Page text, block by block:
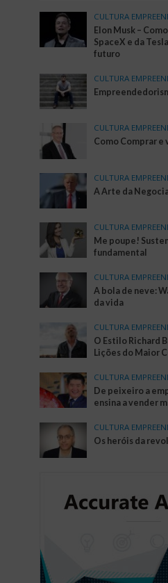
CULTURA
Elon Musk –
SpaceX e da
futuro
CULTURA
CULTURA
Como Comprar e
CULTURA
A Arte da
CULTURA
Me poupe!
fundamental
CULTURA
A bola de neve:
da vida
CULTURA
O Estilo Richard
Lições do Maior
CULTURA
De peixeiro a
ensina a vender
CULTURA
Os heróis da